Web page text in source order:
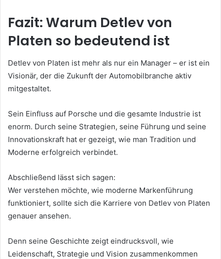
Fazit: Warum Detlev von
Platen so bedeutend ist
Detlev von Platen ist mehr als nur ein Manager – er ist ein
Visionär, der die Zukunft der Automobilbranche aktiv
mitgestaltet.
Sein Einfluss auf Porsche und die gesamte Industrie ist
enorm. Durch seine Strategien, seine Führung und seine
Innovationskraft hat er gezeigt, wie man Tradition und
Moderne erfolgreich verbindet.
Abschließend lässt sich sagen:
Wer verstehen möchte, wie moderne Markenführung
funktioniert, sollte sich die Karriere von Detlev von Platen
genauer ansehen.
Denn seine Geschichte zeigt eindrucksvoll, wie
Leidenschaft, Strategie und Vision zusammenkommen